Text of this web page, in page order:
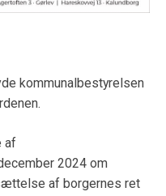
- igen
kommunalbestyrelsen
af
2024 om
af borgernes ret